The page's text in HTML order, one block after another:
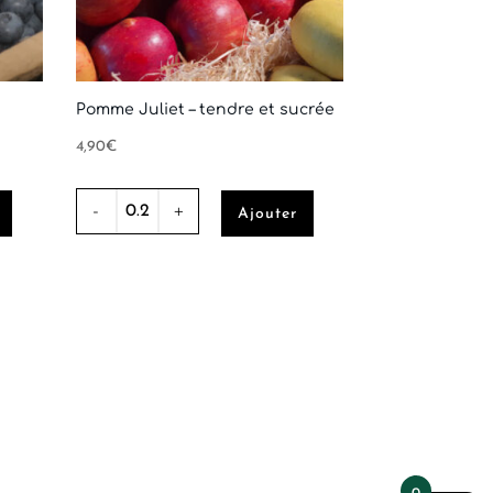
Pomme Juliet – tendre et sucrée
4,90€
quantité
de
Ajouter